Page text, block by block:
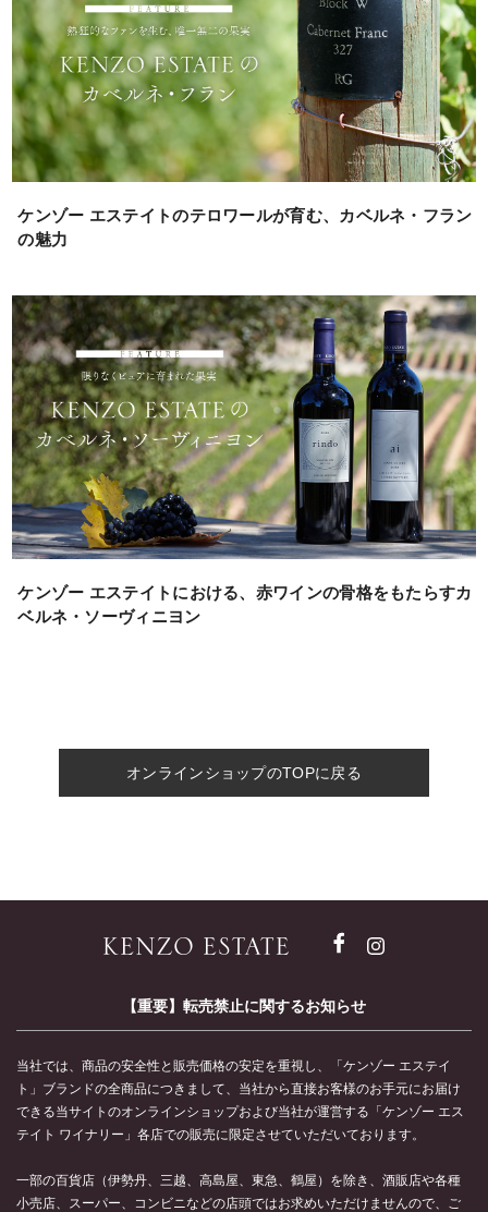
ケンゾー エステイトのテロワールが育む、カベルネ・フラン
の魅力
ケンゾー エステイトにおける、赤ワインの骨格をもたらすカ
ベルネ・ソーヴィニヨン
オンラインショップのTOPに戻る
【重要】転売禁止に関するお知らせ
当社では、商品の安全性と販売価格の安定を重視し、「ケンゾー エステイ
ト」ブランドの全商品につきまして、当社から直接お客様のお手元にお届け
できる当サイトのオンラインショップおよび当社が運営する「ケンゾー エス
テイト ワイナリー」各店での販売に限定させていただいております。
一部の百貨店（伊勢丹、三越、高島屋、東急、鶴屋）を除き、酒販店や各種
小売店、スーパー、コンビニなどの店頭ではお求めいただけませんので、ご